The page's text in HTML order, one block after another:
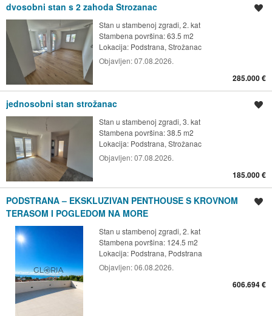
dvosobni stan s 2 zahoda Strozanac
Stan u stambenoj zgradi, 2. kat
Stambena površina: 63.5 m2
Lokacija: Podstrana, Strožanac
Objavljen:07.08.2026.
285.000 €
jednosobni stan strožanac
Stan u stambenoj zgradi, 3. kat
Stambena površina: 38.5 m2
Lokacija: Podstrana, Strožanac
Objavljen:07.08.2026.
185.000 €
PODSTRANA – EKSKLUZIVAN PENTHOUSE S KROVNOM
TERASOM I POGLEDOM NA MORE
Stan u stambenoj zgradi, 2. kat
Stambena površina: 124.5 m2
Lokacija: Podstrana, Podstrana
Objavljen:06.08.2026.
606.694 €